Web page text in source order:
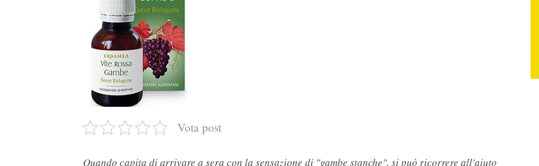
Vota post
Quando capita di arrivare a sera con la sensazione di "gambe stanche", si può ricorrere all'aiuto